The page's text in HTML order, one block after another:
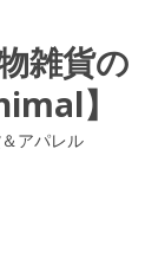
雑貨の
】
アパレル